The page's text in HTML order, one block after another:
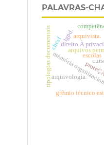
PALAVRAS-
arquivos
direito À
lgpd.
memória
arquivista.
arquivologia.
grêmio técnico
escolas
tipologias documentaischesf